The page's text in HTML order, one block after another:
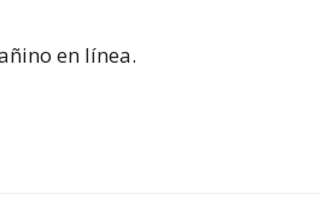
en línea.